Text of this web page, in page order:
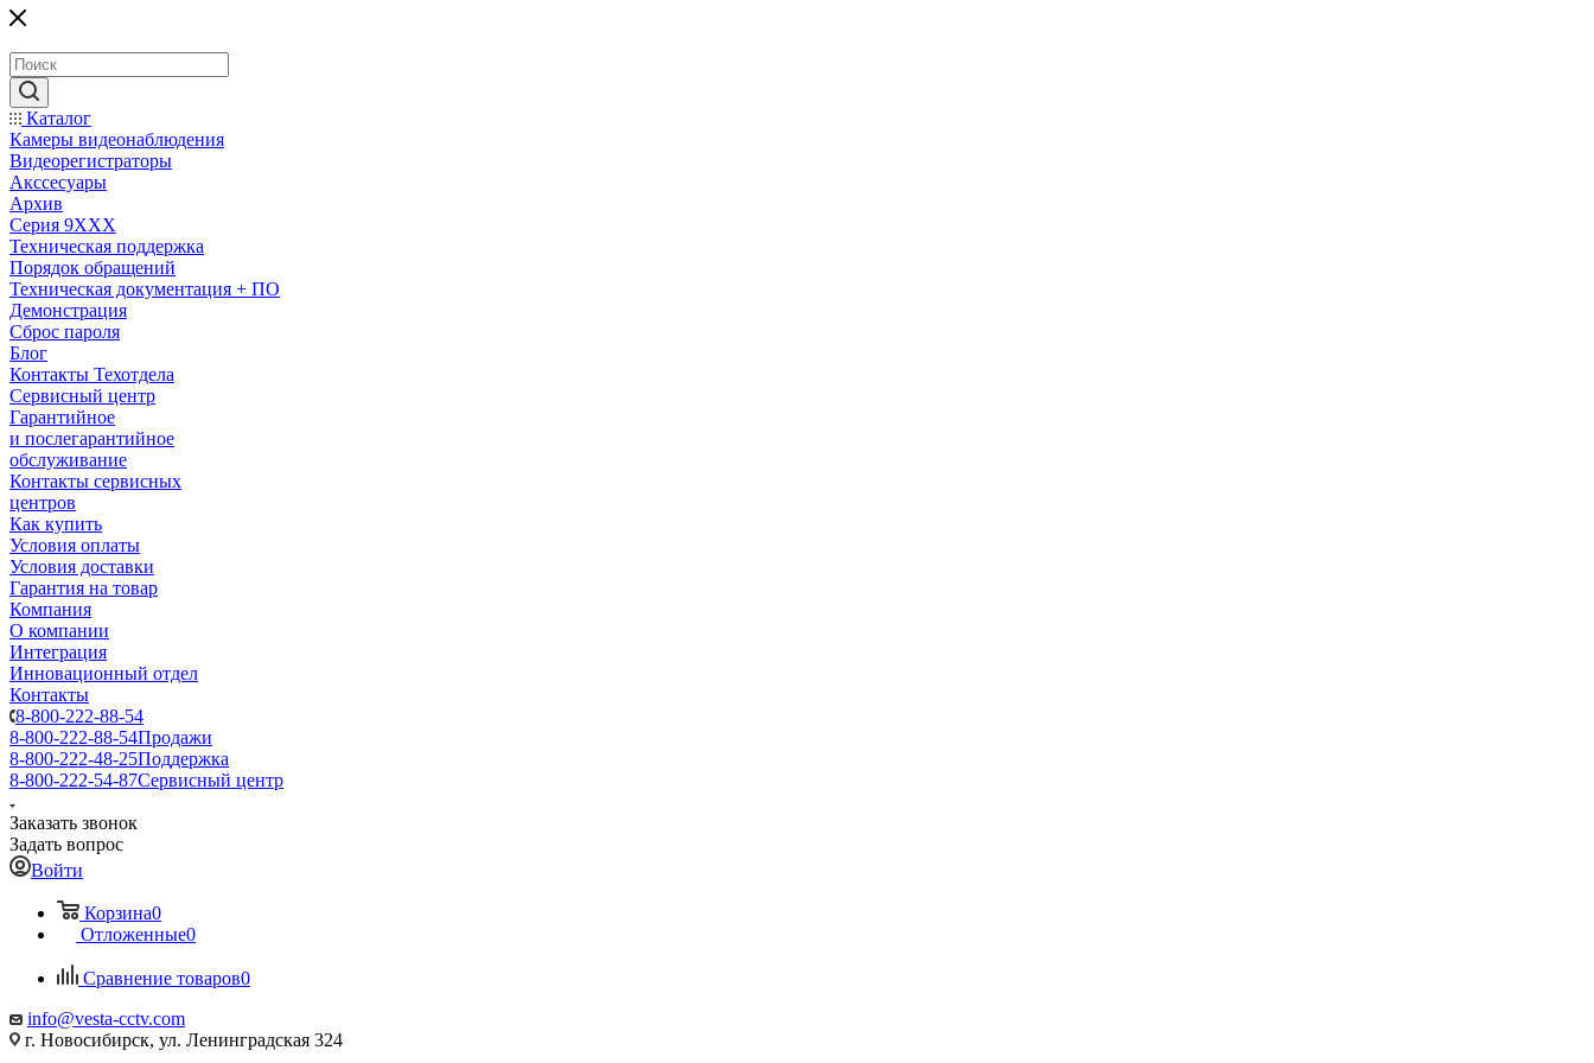
Каталог
Камеры видеонаблюдения
Видеорегистраторы
Акссесуары
Архив
Серия 9XXX
Техническая поддержка
Порядок обращений
Техническая документация + ПО
Демонстрация
Сброс пароля
Блог
Контакты Техотдела
Сервисный центр
Гарантийное
и послегарантийное
обслуживание
Контакты сервисных
центров
Как купить
Условия оплаты
Условия доставки
Гарантия на товар
Компания
О компании
Интеграция
Инновационный отдел
Контакты
8-800-222-88-54
8-800-222-88-54Продажи
8-800-222-48-25Поддержка
8-800-222-54-87Сервисный центр
Заказать звонок
Задать вопрос
Войти
Корзина0
Отложенные0
Сравнение товаров0
info@vesta-cctv.com
г. Новосибирск, ул. Ленинградская 324